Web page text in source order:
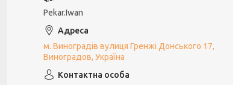
Pekar.Iwan
м. Виноградів вулиця Гренжі Донського 17,
Виноградов, Україна